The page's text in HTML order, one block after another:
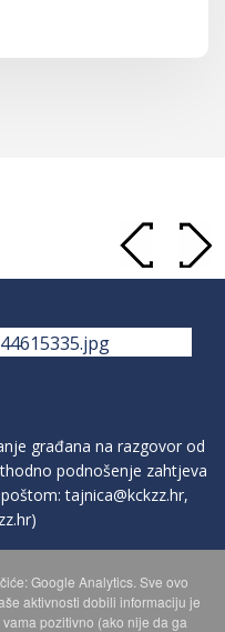
građana na razgovor od
podnošenje zahtjeva
poštom:tajnica@kckzz.hr,
)
OSOBNIH PODATAKA
Google Analytics. Sve ovo
aktivnosti dobili informaciju je
pozitivno (ako nije da ga